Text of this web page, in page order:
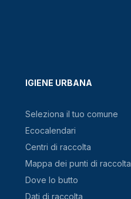
IGIENE URBANA
Seleziona il tuo comune
Ecocalendari
Centri di raccolta
Mappa dei punti di raccolta
Dove lo butto
Dati di raccolta